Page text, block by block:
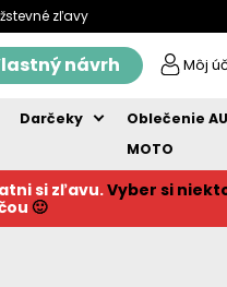
zľavy
návrh Môj
Darčeky
Oblečenie
MOTO
si zľavu.Vyber si
🙂